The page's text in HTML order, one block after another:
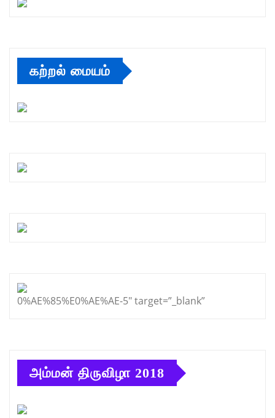
கற்றல் மையம்
0%AE%85%E0%AE%AE-5″ target=”_blank”
அம்மன் திருவிழா 2018